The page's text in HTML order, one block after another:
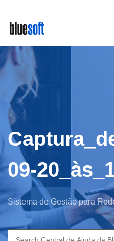
main
content
09-
Sistema de Gestão para
Search